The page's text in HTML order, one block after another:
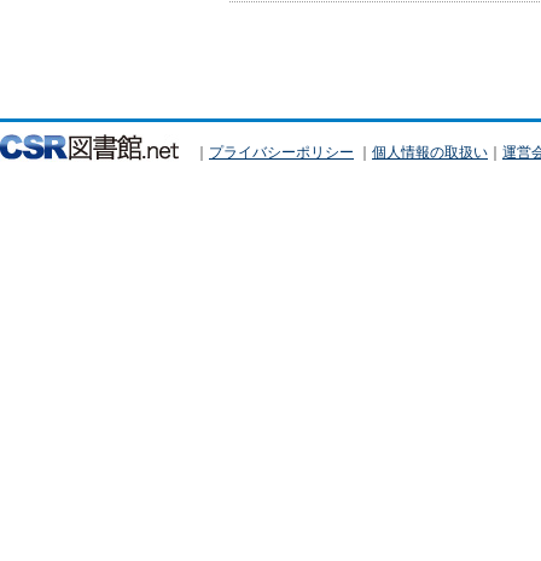
｜ プライバシーポリシー ｜ 個人情報の取扱い ｜ 運営